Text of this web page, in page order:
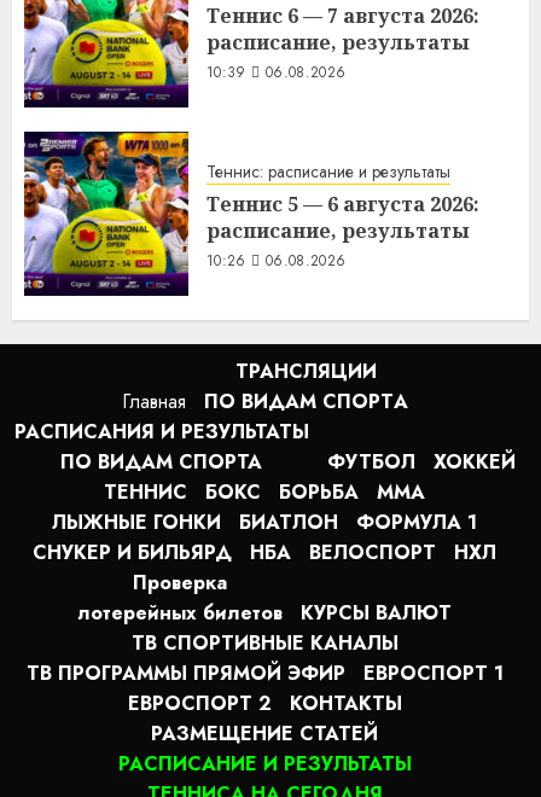
Теннис 6 — 7 августа 2026:
расписание, результаты
10:39 06.08.2026
Теннис: расписание и результаты
Теннис 5 — 6 августа 2026:
расписание, результаты
10:26 06.08.2026
Главная
ТРАНСЛЯЦИИ
ПО ВИДАМ СПОРТA
РАСПИСАНИЯ И РЕЗУЛЬТАТЫ
ПО ВИДАМ СПОРТА
ФУТБОЛ
ХОККЕЙ
ТЕННИС
БОКС БОРЬБА
MMA
ЛЫЖНЫЕ ГОНКИ
БИАТЛОН
ФОРМУЛА 1
СНУКЕР И БИЛЬЯРД
НБА ВЕЛОСПОРТ
НХЛ
Проверка
лотерейных билетов
КУРСЫ ВАЛЮТ
ТВ СПОРТИВНЫЕ КАНАЛЫ
ТВ ПРОГРАММЫ ПРЯМОЙ ЭФИР
ЕВРОСПОРТ 1
ЕВРОСПОРТ 2
КОНТАКТЫ
РАЗМЕЩЕНИЕ СТАТЕЙ
РАСПИСАНИЕ И РЕЗУЛЬТАТЫ